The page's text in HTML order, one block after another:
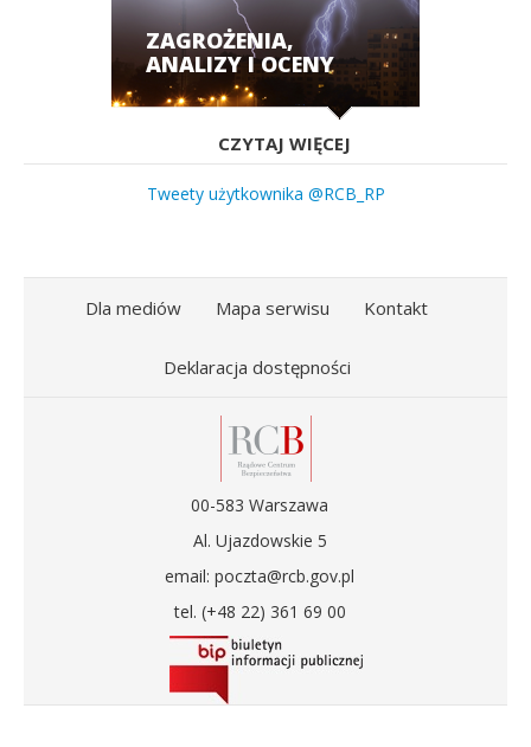
ZAGROŻENIA,
ANALIZY I OCENY
CZYTAJ WIĘCEJ
Tweety użytkownika @RCB_RP
Dla mediów Mapa serwisu Kontakt
Deklaracja dostępności
00-583 Warszawa
Al. Ujazdowskie 5
email: poczta@rcb.gov.pl
tel. (+48 22) 361 69 00